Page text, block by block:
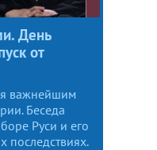
День
от
важнейшим
Беседа
Руси и его
последствиях.